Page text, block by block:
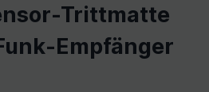
Trittmatte
Empfänger